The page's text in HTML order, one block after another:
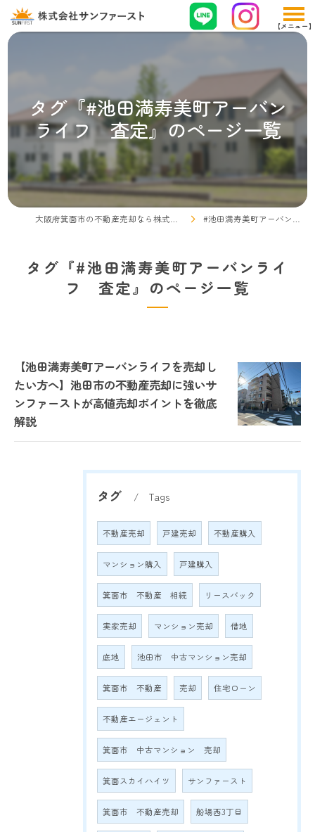
タグ『#池田満寿美町アーバン
ライフ 査定』のページ一覧
#池田満寿美町アーバンライフ 査定
タグ『#池田満寿美町アーバンライ
フ 査定』のページ一覧
【池田満寿美町アーバンライフを売却し
たい方へ】池田市の不動産売却に強いサ
ンファーストが高値売却ポイントを徹底
解説
タグ Tags
不動産売却 戸建売却 不動産購入
マンション購入 戸建購入
箕面市 不動産 相続 リースバック
実家売却 マンション売却 借地
底地 池田市 中古マンション売却
箕面市 不動産 売却 住宅ローン
不動産エージェント
箕面市 中古マンション 売却
箕面スカイハイツ サンファースト
箕面市 不動産売却 船場西3丁目